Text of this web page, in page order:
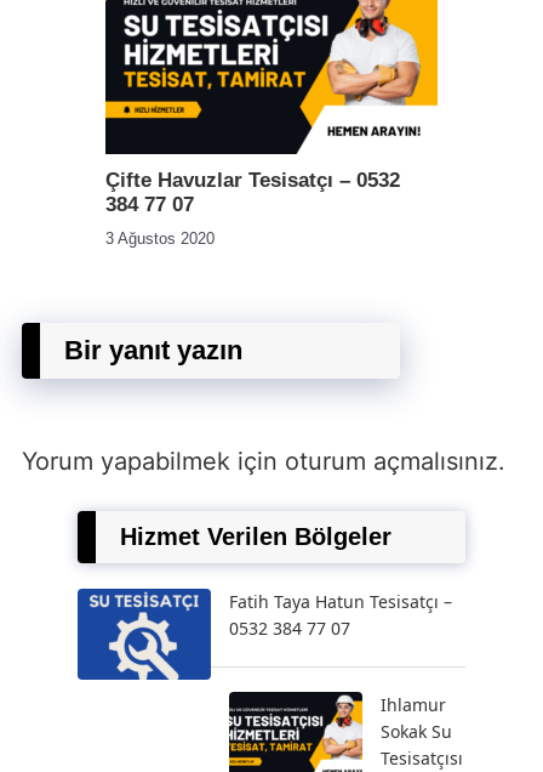
Çifte Havuzlar Tesisatçı – 0532
384 77 07
3 Ağustos 2020
Bir yanıt yazın
Yorum yapabilmek için oturum açmalısınız.
Hizmet Verilen Bölgeler
Fatih Taya Hatun Tesisatçı –
0532 384 77 07
Ihlamur
Sokak Su
Tesisatçısı